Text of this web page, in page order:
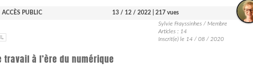
ACCÈS PUBLIC 13 / 12 / 2022 | 217 vues
Sylvie Frayssinhes / Membre
Articles : 14
Inscrit(e) le 14 / 08 / 2020
à l’ère du numérique